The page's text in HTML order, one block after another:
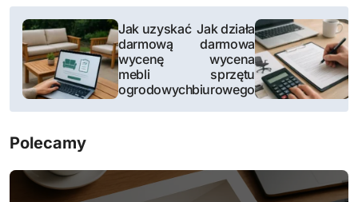
N
w
i
g
a
Jak uzyskać
darmową
wycenę
mebli
ogrodowych
Jak działa
darmowa
wycena
sprzętu
biurowego
Polecamy